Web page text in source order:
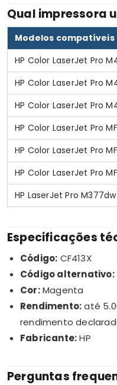
Qual impressora
Modelos compatíveis
HP Color LaserJet Pro
HP Color LaserJet Pro
HP Color LaserJet Pro
HP Color LaserJet Pro
HP Color LaserJet Pro
HP Color LaserJet Pro
HP LaserJet Pro M377dw
Especificações
Código: CF413X
Código alternativo:
Cor:Magenta
Rendimento:até
rendimento
Fabricante:HP
Perguntas